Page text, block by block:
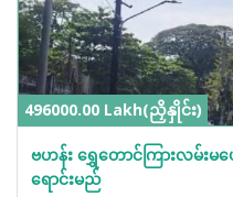
496000.00 Lakh(ညှိနှိုင်း)
ဗဟန်း ရွှေတောင်ကြားလမ်းမ
ရောင်းမည်